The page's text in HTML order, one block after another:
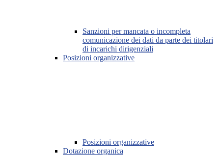
Sanzioni per mancata o incompleta
comunicazione dei dati da parte dei titolari
di incarichi dirigenziali
Posizioni organizzative
Posizioni organizzative
Dotazione organica